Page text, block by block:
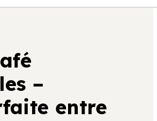
–
entre